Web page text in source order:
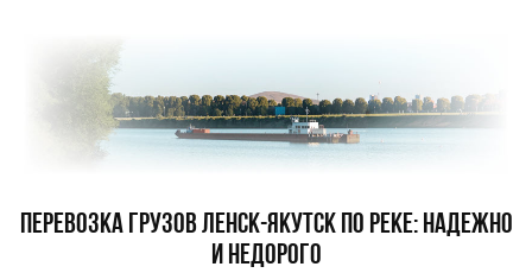
перевозка грузовЛенск-Якутскпо реке: надежно
и недорого